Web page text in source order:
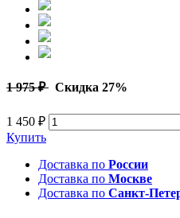
1 975 ₽ Скидка 27%
1 450 ₽
Купить
Доставка по России
Доставка по Москве
Доставка по Санкт-